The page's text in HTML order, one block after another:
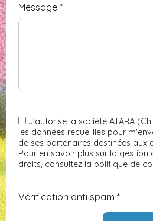
Message*
J'autorise la société ATARA
les données recueillies pour
de ses partenaires destinées aux
Pour en savoir plus sur la gestion
droits, consultez la politique de
Vérification anti spam *